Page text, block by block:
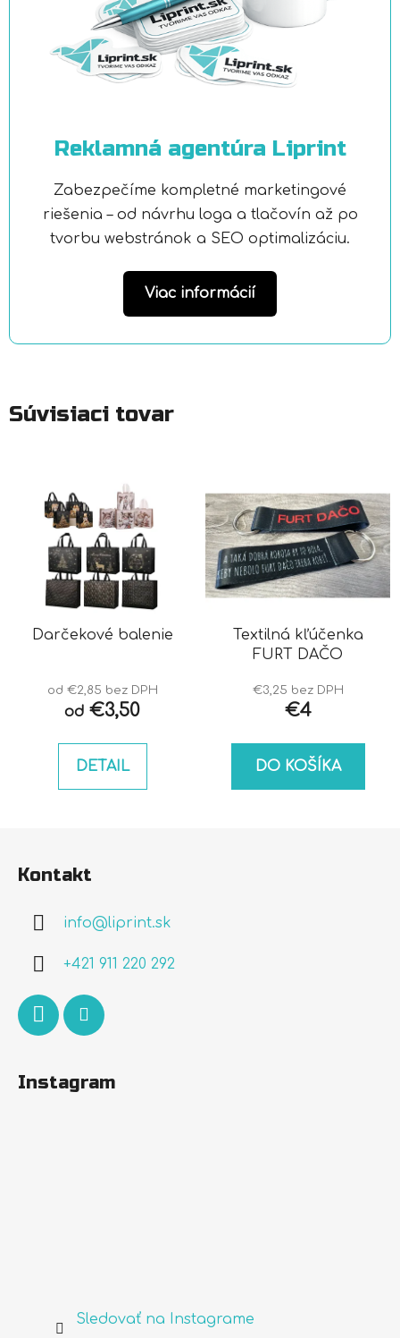
Reklamná agentúra Liprint
Zabezpečíme kompletné marketingové
riešenia – od návrhu loga a tlačovín až po
tvorbu webstránok a SEO optimalizáciu.
Viac informácií
Súvisiaci tovar
Darčekové balenie
od €2,85 bez DPH
od €3,50
DETAIL
Textilná kľúčenka
FURT DAČO
€3,25 bez DPH
€4
DO KOŠÍKA
Kontakt
info@liprint.sk
+421 911 220 292
Instagram
Sledovať na Instagrame